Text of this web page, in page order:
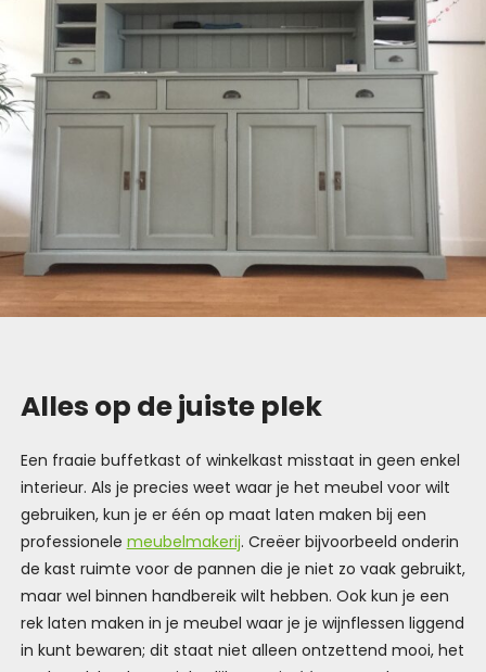
Alles op de juiste plek
Een fraaie buffetkast of winkelkast misstaat in geen enkel
interieur. Als je precies weet waar je het meubel voor wilt
gebruiken, kun je er één op maat laten maken bij een
professionele meubelmakerij. Creëer bijvoorbeeld onderin
de kast ruimte voor de pannen die je niet zo vaak gebruikt,
maar wel binnen handbereik wilt hebben. Ook kun je een
rek laten maken in je meubel waar je je wijnflessen liggend
in kunt bewaren; dit staat niet alleen ontzettend mooi, het